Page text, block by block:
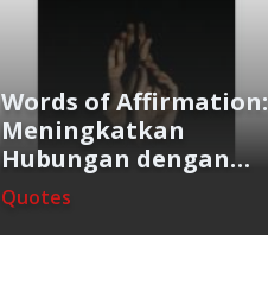
Words of Affirmation:
Meningkatkan
Hubungan dengan
Pujian
Quotes